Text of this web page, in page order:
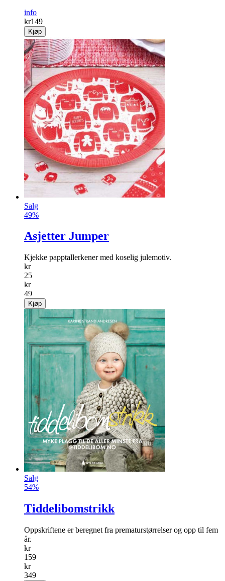
info
kr149
Kjøp
Salg
49%
Asjetter Jumper
Kjekke papptallerkener med koselig julemotiv.
kr
25
kr
49
Kjøp
Salg
54%
Tiddelibomstrikk
Oppskriftene er beregnet fra prematurstørrelser og opp til fem
år.
kr
159
kr
349